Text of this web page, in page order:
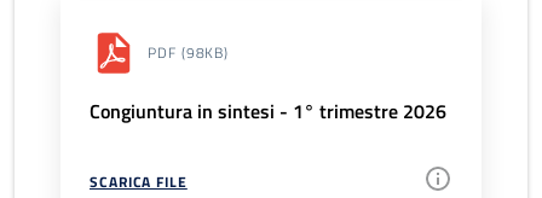
PDF (98KB)
Congiuntura in sintesi - 1° trimestre 2026
SCARICA FILE